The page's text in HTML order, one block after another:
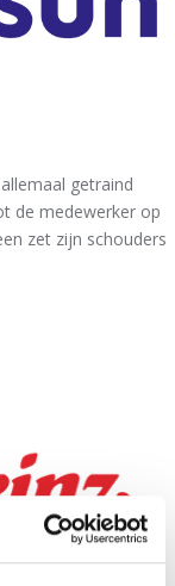
getraind
de medewerker op
zet zijn schouders